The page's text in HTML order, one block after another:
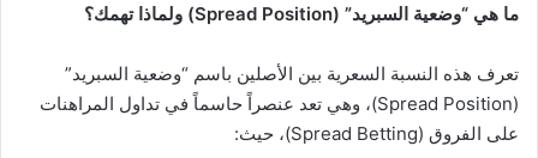
ما هي “وضعية السبريد” (Spread Position) ولماذا تهمك؟
تعرف هذه النسبة السعرية بين الأصلين باسم “وضعية السبريد”
(Spread Position)، وهي تعد عنصراً حاسماً في تداول المراهنات
على الفروق (Spread Betting)، حيث: